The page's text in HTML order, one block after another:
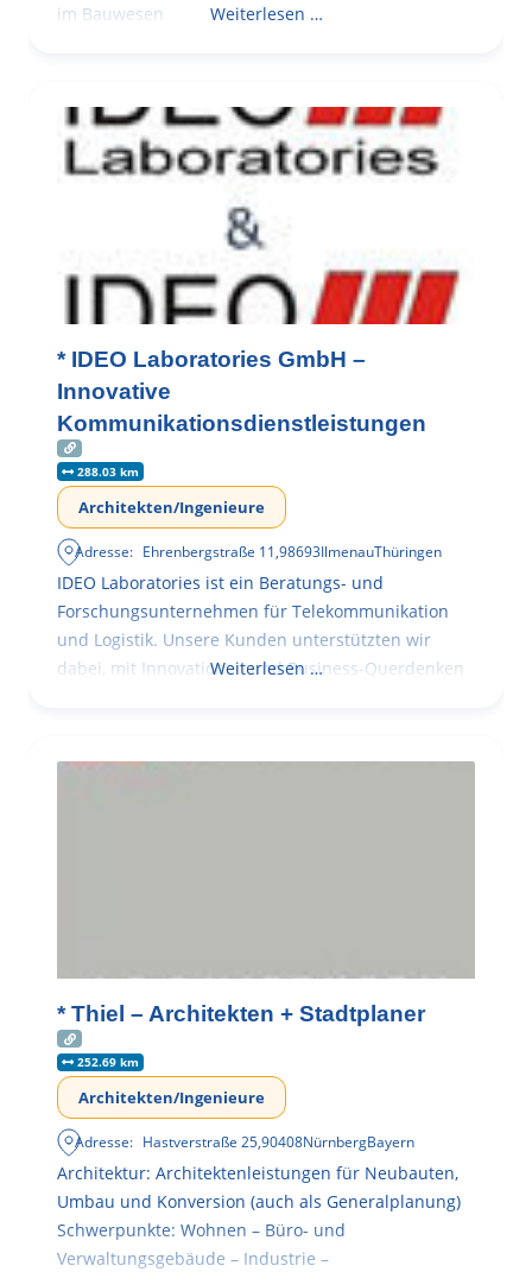
im Bauwesen
Weiterlesen …
* IDEO Laboratories GmbH –
Innovative
Kommunikationsdienstleistungen
288.03 km
Architekten/Ingenieure
Adresse: Ehrenbergstraße 11,98693IlmenauThüringen
IDEO Laboratories ist ein Beratungs- und
Forschungsunternehmen für Telekommunikation
und Logistik. Unsere Kunden unterstützten wir
dabei, mit Innovationen und Business-Querdenken
Weiterlesen …
* Thiel – Architekten + Stadtplaner
252.69 km
Architekten/Ingenieure
Adresse: Hastverstraße 25,90408NürnbergBayern
Architektur: Architektenleistungen für Neubauten,
Umbau und Konversion (auch als Generalplanung)
Schwerpunkte: Wohnen – Büro- und
Verwaltungsgebäude – Industrie –